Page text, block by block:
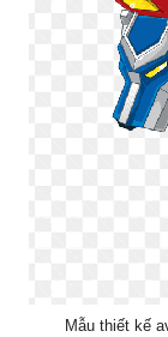
Mẫu thiết kế